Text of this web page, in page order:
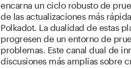
encarna un ciclo robusto de
de las actualizaciones más
Polkadot. La dualidad de estas
progresen de un entorno de
problemas. Este canal dual de
discusiones más amplias sobre